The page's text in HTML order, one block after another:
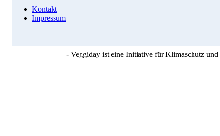
Kontakt
Impressum
- Veggiday ist eine Initiative für Klimaschutz